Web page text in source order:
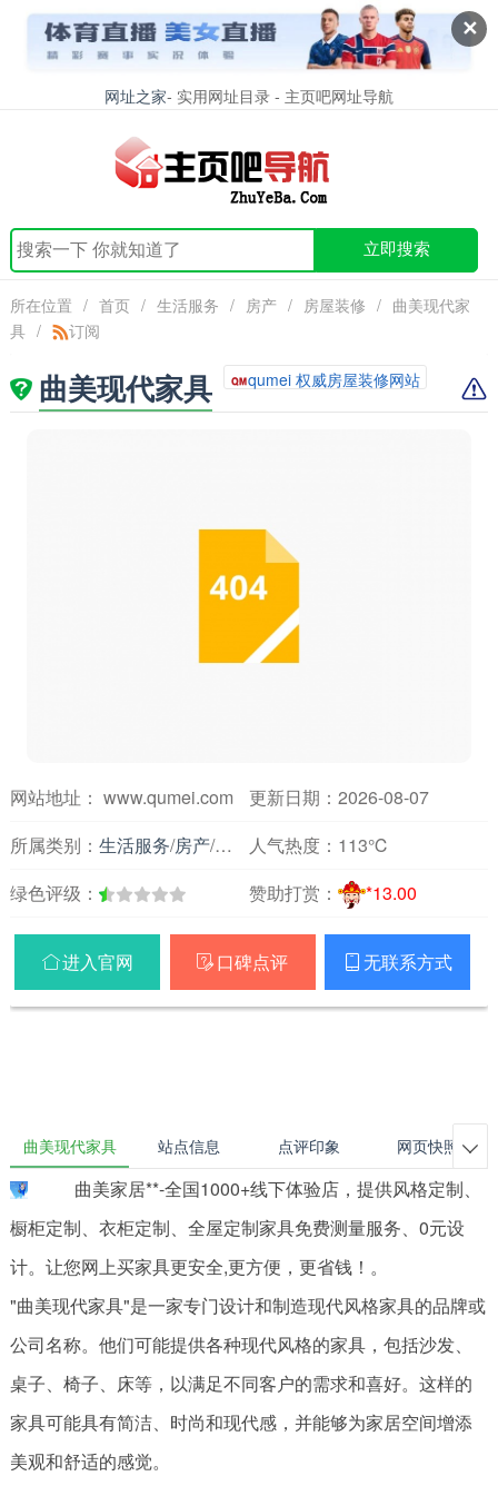
✕
网址之家- 实用网址目录 - 主页吧网址导航
立即搜索
所在位置 / 首页 / 生活服务 / 房产 / 房屋装修 / 曲美现代家
具 / 订阅
曲美现代家具 qumei 权威房屋装修网站
网站地址： www.qumei.com
更新日期：2026-08-07
所属类别： 生活服务/房产/房屋装修人气热度： 113℃
绿色评级：
赞助打赏： *13.00
进入官网  口碑点评  无联系方式
曲美现代家具 站点信息 点评印象 网页快照 
曲美家居**-全国1000+线下体验店，提供风格定制、
橱柜定制、衣柜定制、全屋定制家具免费测量服务、0元设
计。让您网上买家具更安全,更方便，更省钱！。
"曲美现代家具"是一家专门设计和制造现代风格家具的品牌或
公司名称。他们可能提供各种现代风格的家具，包括沙发、
桌子、椅子、床等，以满足不同客户的需求和喜好。这样的
家具可能具有简洁、时尚和现代感，并能够为家居空间增添
美观和舒适的感觉。